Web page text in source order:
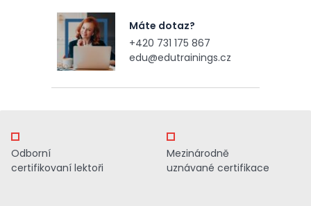
Máte dotaz?
+420 731 175 867
edu@edutrainings.cz
Odborní
certifikovaní lektoři
Mezinárodně
uznávané certifikace